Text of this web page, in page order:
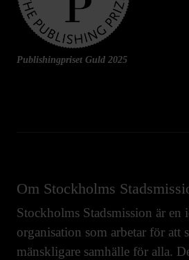
Publishingpriset Guld 2025
Om Stockholms
Stockholms Stadsmission är en
organisation som arbetar för att
mänskligare samhälle för alla.